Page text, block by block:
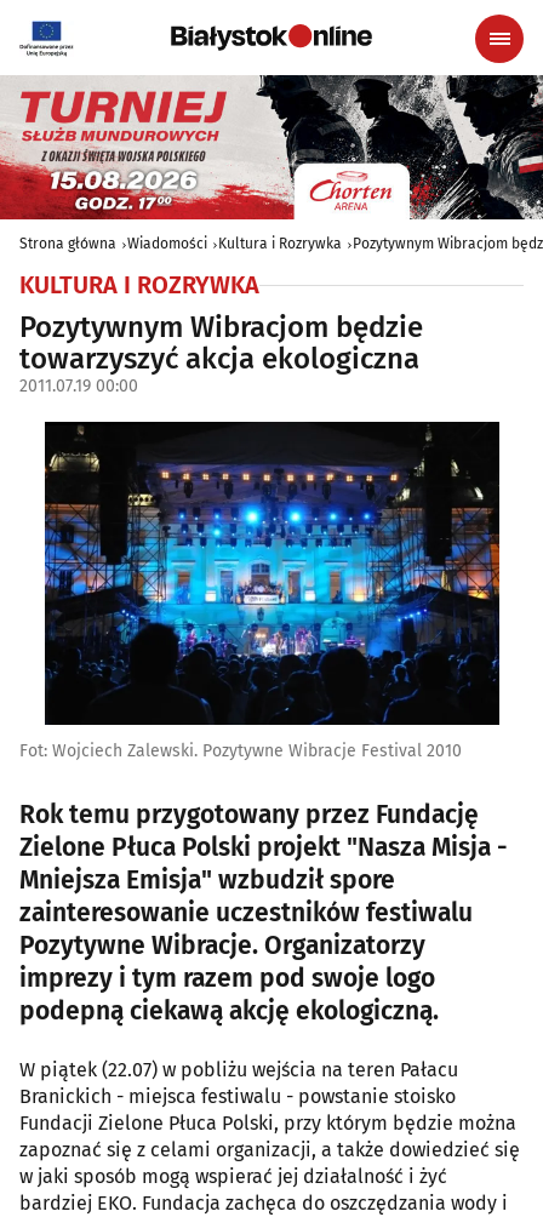
Strona główna Wiadomości Kultura i Rozrywka Pozytywnym Wibracjom
KULTURA I ROZRYWKA
Pozytywnym Wibracjom będzie
towarzyszyć akcja ekologiczna
2011.07.19 00:00
Fot: Wojciech Zalewski. Pozytywne Wibracje Festival 2010
Rok temu przygotowany przez Fundację
Zielone Płuca Polski projekt "Nasza Misja -
Mniejsza Emisja" wzbudził spore
zainteresowanie uczestników festiwalu
Pozytywne Wibracje. Organizatorzy
imprezy i tym razem pod swoje logo
podepną ciekawą akcję ekologiczną.
W piątek (22.07) w pobliżu wejścia na teren Pałacu
Branickich - miejsca festiwalu - powstanie stoisko
Fundacji Zielone Płuca Polski, przy którym będzie można
zapoznać się z celami organizacji, a także dowiedzieć się
w jaki sposób mogą wspierać jej działalność i żyć
bardziej EKO. Fundacja zachęca do oszczędzania wody i